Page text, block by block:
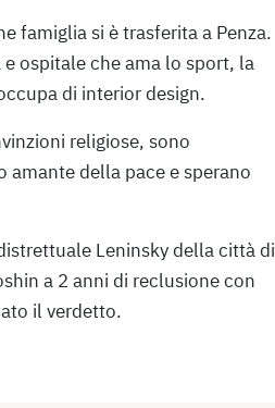
famiglia si è trasferita a Penza.
ospitale che ama lo sport, la
di interior design.
religiose, sono
della pace e sperano
Leninsky della città di
a 2 anni di reclusione con
il verdetto.